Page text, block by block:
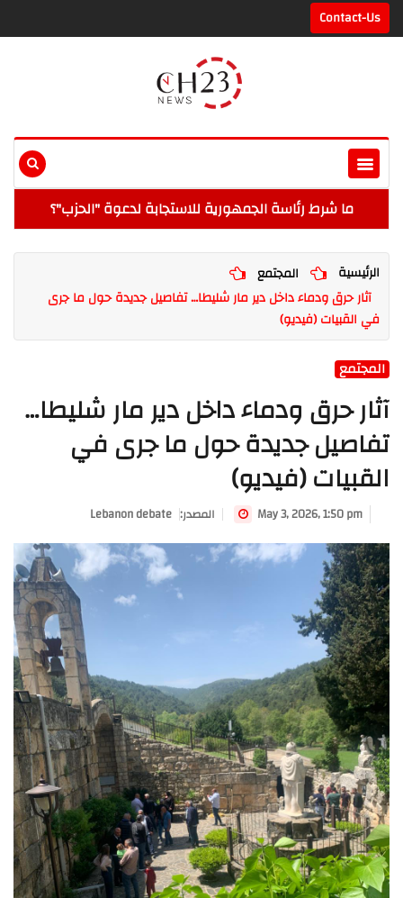
Contact-Us
ما شرط رئاسة الجمهورية للاستجابة لدعوة "الحزب"؟
الرئيسية
المجتمع
آثار حرق ودماء داخل دير مار شليطا… تفاصيل جديدة حول ما جرى
في القبيات (فيديو)
المجتمع
آثار حرق ودماء داخل دير مار شليطا…
تفاصيل جديدة حول ما جرى في
القبيات (فيديو)
Lebanon debate :المصدر May 3, 2026, 1:50 pm